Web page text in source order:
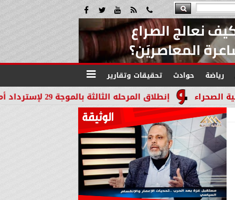
رياضة حوادث تحقيقات وتقارير
إنطلاق المرحله الثالثة بالموجة 29 لإسترداد أملاك الدوله بالشرقية